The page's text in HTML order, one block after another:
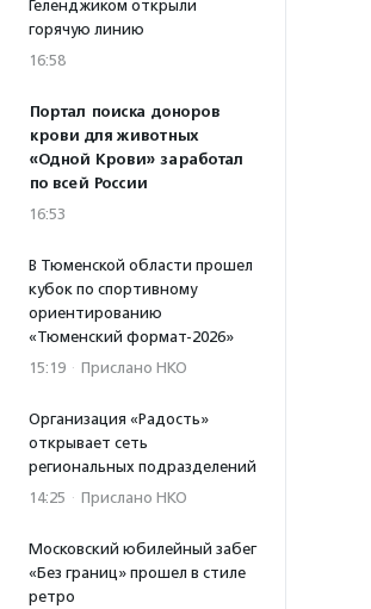
Геленджиком открыли
горячую линию
16:58
Портал поиска доноров
крови для животных
«Одной Крови» заработал
по всей России
16:53
В Тюменской области прошел
кубок по спортивному
ориентированию
«Тюменский формат-2026»
15:19 · Прислано НКО
Организация «Радость»
открывает сеть
региональных подразделений
14:25 · Прислано НКО
Московский юбилейный забег
«Без границ» прошел в стиле
ретро